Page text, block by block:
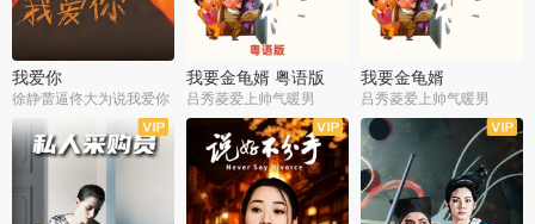
我爱你
徐静蕾逼佟大为说我爱你
我要金龟婿 粤语版
吕秀菱爱上帅气暖男
我要金龟婿
吕秀菱爱上帅气暖男